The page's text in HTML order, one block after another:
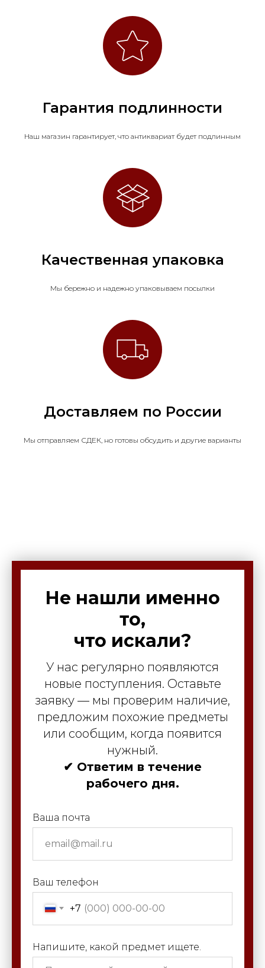
Гарантия подлинности
Наш магазин гарантирует, что антиквариат будет подлинным
Качественная упаковка
Мы бережно и надежно упаковываем посылки
Доставляем по России
Мы отправляем СДЕК, но готовы обсудить и другие варианты
Не нашли именно
то,
что искали?
У нас регулярно появляются
новые поступления. Оставьте
заявку — мы проверим наличие,
предложим похожие предметы
или сообщим, когда появится
нужный.
✔ Ответим в течение
рабочего дня.
Ваша почта
Ваш телефон
+7
Напишите, какой предмет ищете.